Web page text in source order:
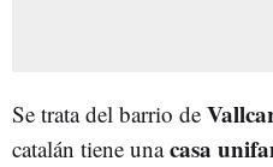
Se trata del barrio de
catalán tiene unacasa